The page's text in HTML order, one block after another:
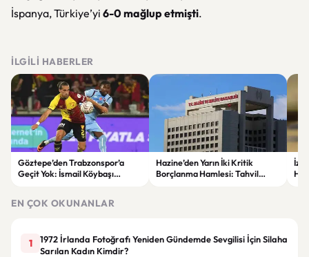
İspanya, Türkiye’yi 6-0 mağlup etmişti.
İLGILI HABERLER
Göztepe’den Trabzonspor’a
Geçit Yok: İsmail Köybaşı
Hazine’den Yarın İki Kritik
Borçlanma Hamlesi: Tahvil
EN ÇOK OKUNANLAR
1
1972 İrlanda Fotoğrafı Yeniden Gündemde Sevgilisi İçin Silaha
Sarılan Kadın Kimdir?